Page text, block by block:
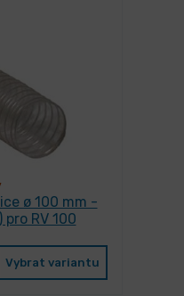
ø 100 mm -
pro RV 100
Vybrat variantu